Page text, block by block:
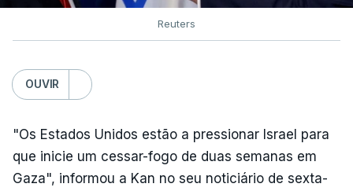
Reuters
OUVIR
"Os Estados Unidos estão a pressionar Israel para
que inicie um cessar-fogo de duas semanas em
Gaza", informou a Kan no seu noticiário de sexta-